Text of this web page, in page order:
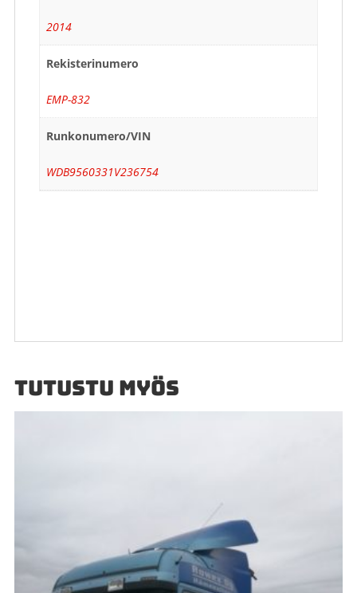
2014
Rekisterinumero
EMP-832
Runkonumero/VIN
WDB9560331V236754
TUTUSTU MYÖS